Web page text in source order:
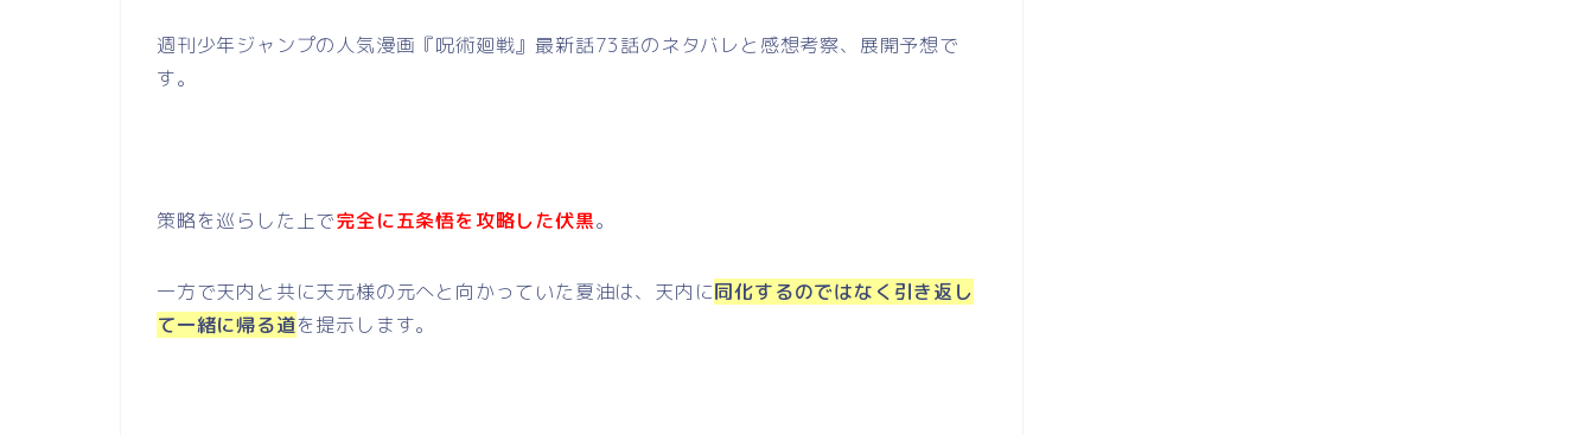
週刊少年ジャンプの人気漫画『呪術廻戦』最新話73話のネタバレと感想考察、展開予想で
す。
策略を巡らした上で完全に五条悟を攻略した伏黒。
一方で天内と共に天元様の元へと向かっていた夏油は、天内に同化するのではなく引き返し
て一緒に帰る道を提示します。